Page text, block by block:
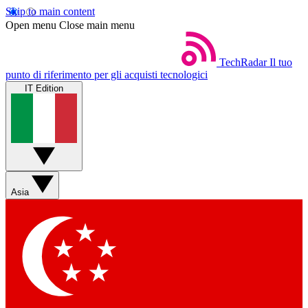
Skip to main content
Open menu Close main menu
TechRadar Il tuo
punto di riferimento per gli acquisti tecnologici
IT Edition
Asia